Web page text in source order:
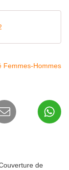
Femmes-Hommes